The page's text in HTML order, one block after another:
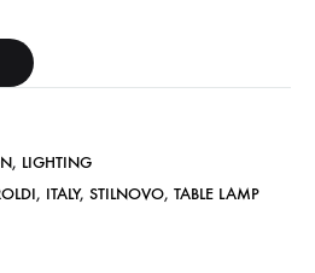
, LIGHTING
, ITALY, STILNOVO, TABLE LAMP